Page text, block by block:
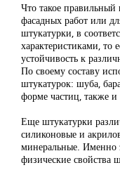
Что такое
фасадных работ или
штукатурки, в
характеристиками, то
устойчивость к
По своему составу
штукатурок: шуба,
форме частиц, также и
Еще штукатурки
силиконовые и
минеральные. Именно
физические свойства